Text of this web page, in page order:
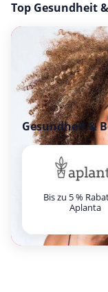
Top Gesundheit
Gesundheit &
Bis zu 5 %
Aplanta